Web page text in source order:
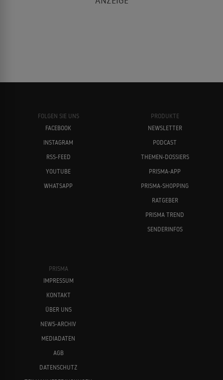
FOLGEN SIE UNS
FACEBOOK
INSTAGRAM
RSS-FEED
YOUTUBE
WHATSAPP
PRODUKTE
NEWSLETTER
PODCAST
THEMEN-DOSSIERS
PRISMA-APP
PRISMA-SHOPPING
RATGEBER
PRISMA TREND
SENDERINFOS
PRISMA
IMPRESSUM
KONTAKT
ÜBER UNS
NEWS-ARCHIV
MEDIADATEN
AGB
DATENSCHUTZ